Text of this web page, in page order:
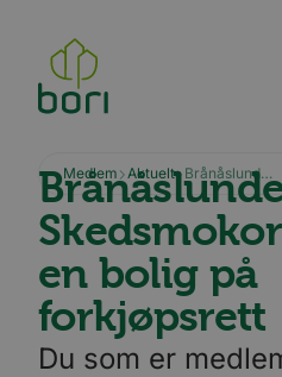
hovedinnhold
Medlem Aktuelt Brånåslunden på Skedsmokorset – kjøp en bolig på forkjøpsrett
en bolig på
forkjøpsrett
Du som er